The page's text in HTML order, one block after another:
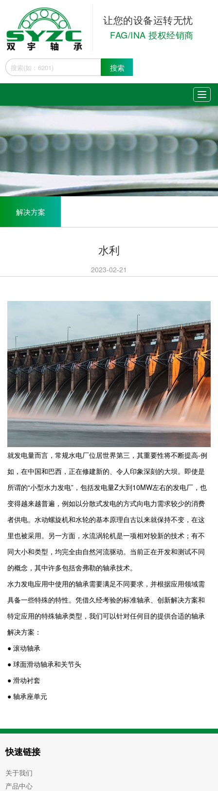
让您的设备运转无忧
FAG/INA 授权经销商
搜索
解决方案
水利
2023-02-21
就发电量而言，常规水电厂位居世界第三，其重要性将不断提高-例
如，在中国和巴西，正在修建新的、令人印象深刻的大坝。即使是
所谓的“小型水力发电”，包括发电量Z大到10MW左右的发电厂，也
变得越来越普遍，例如以分散式发电的方式向电力需求较少的消费
者供电。水动螺旋机和水轮的基本原理自古以来就保持不变，在这
里也被采用。另一方面，水流涡轮机是一项相对较新的技术；有不
同大小和类型，均完全由自然河流驱动。当前正在开发和测试不同
的概念，其中许多包括舍弗勒的轴承技术。
水力发电应用中使用的轴承需要满足不同要求，并根据应用领域需
具备一些特殊的特性。凭借久经考验的标准轴承、创新解决方案和
特定应用的特殊轴承类型，我们可以针对任何目的提供合适的轴承
解决方案：
● 滚动轴承
● 球面滑动轴承和关节头
● 滑动衬套
● 轴承座单元
快速链接
关于我们
产品中心